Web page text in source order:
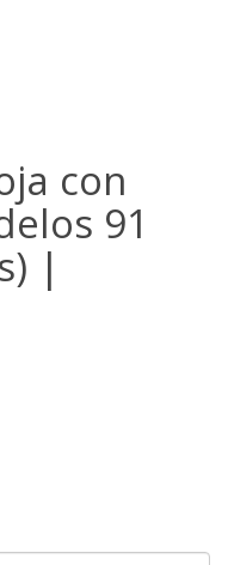
con
91
|